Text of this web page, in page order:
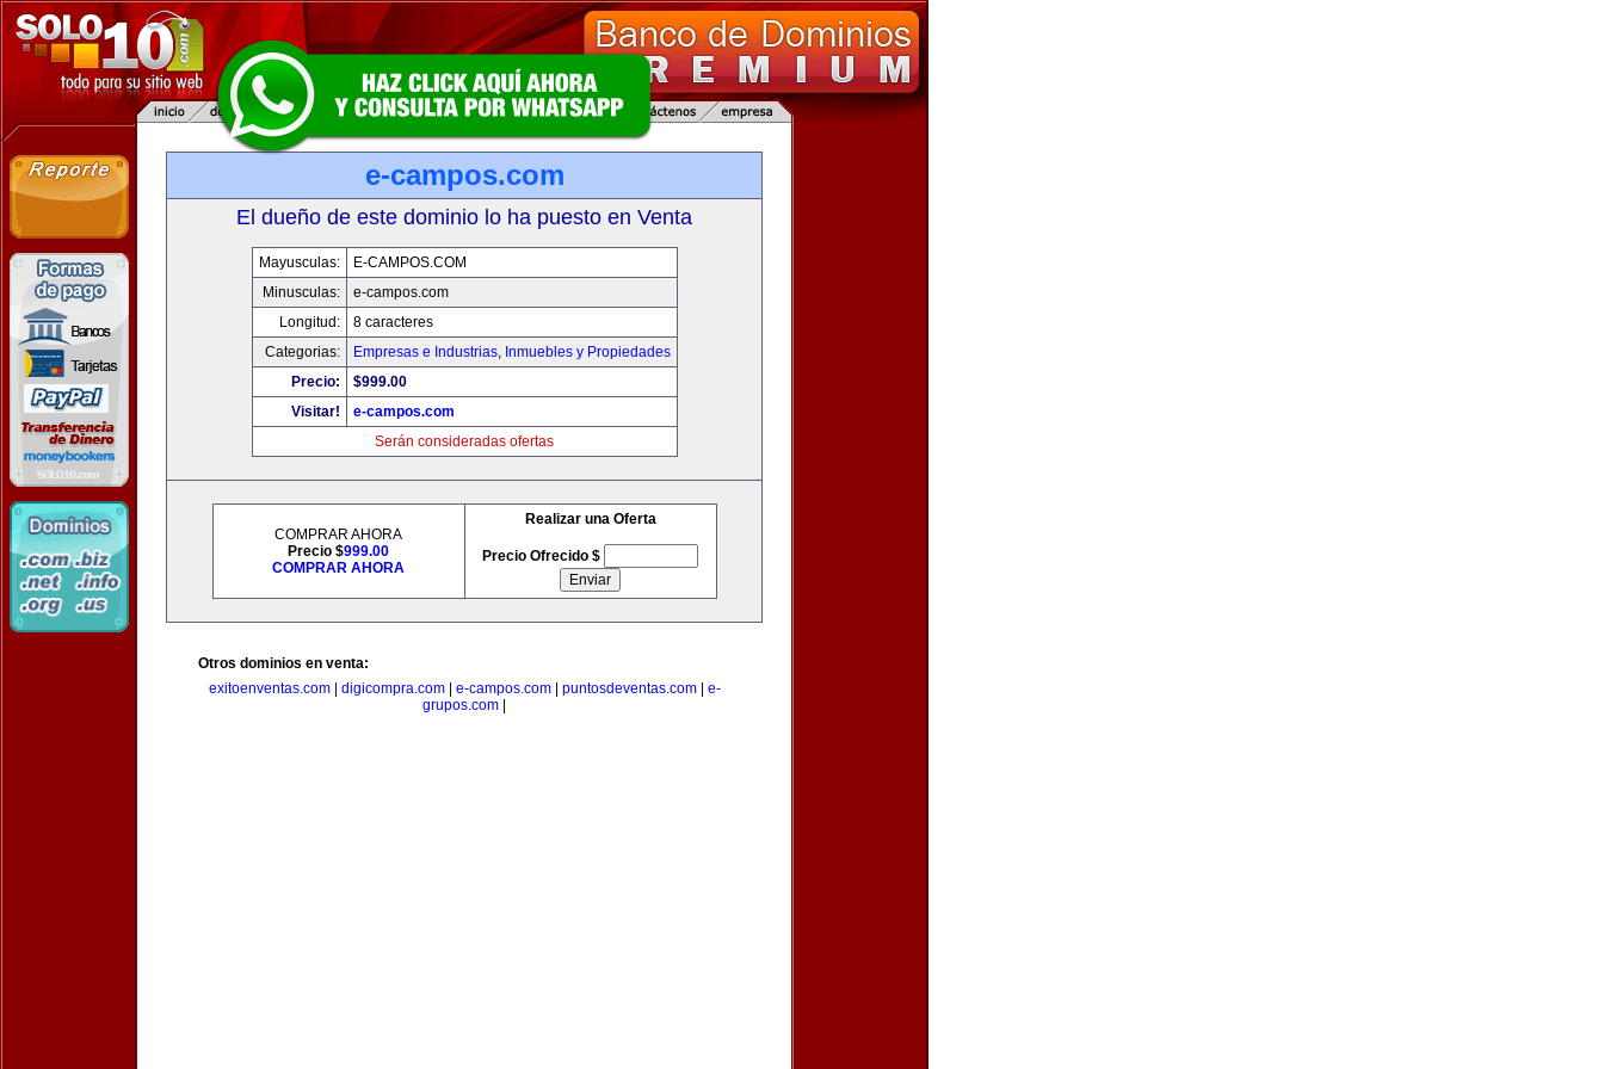
e-campos.com
El dueño de este dominio lo ha puesto en Venta
Mayusculas:
E-CAMPOS.COM
Minusculas:
e-campos.com
Longitud:
8 caracteres
Categorias:
Empresas e Industrias, Inmuebles y Propiedades
Precio:
$999.00
Visitar!
e-campos.com
Serán consideradas ofertas
COMPRAR AHORA
Precio $999.00
COMPRAR AHORA
Realizar una Oferta
Precio Ofrecido $
Otros dominios en venta:
exitoenventas.com| digicompra.com| e-campos.com| puntosdeventas.com| e-
grupos.com